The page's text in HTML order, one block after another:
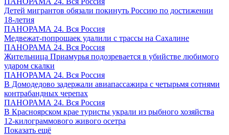
Детей мигрантов обязали покинуть Россию по достижении
18-летия
ПАНОРАМА 24. Вся Россия
Медвежат-попрошаек удалили с трассы на Сахалине
ПАНОРАМА 24. Вся Россия
Жительница Приамурья подозревается в убийстве любимого
ударом скалки
ПАНОРАМА 24. Вся Россия
В Домодедово задержали авиапассажира с четырьмя сотнями
контрабандных черепах
ПАНОРАМА 24. Вся Россия
В Красноярском крае туристы украли из рыбного хозяйства
12-килограммового живого осетра
Показать ещё